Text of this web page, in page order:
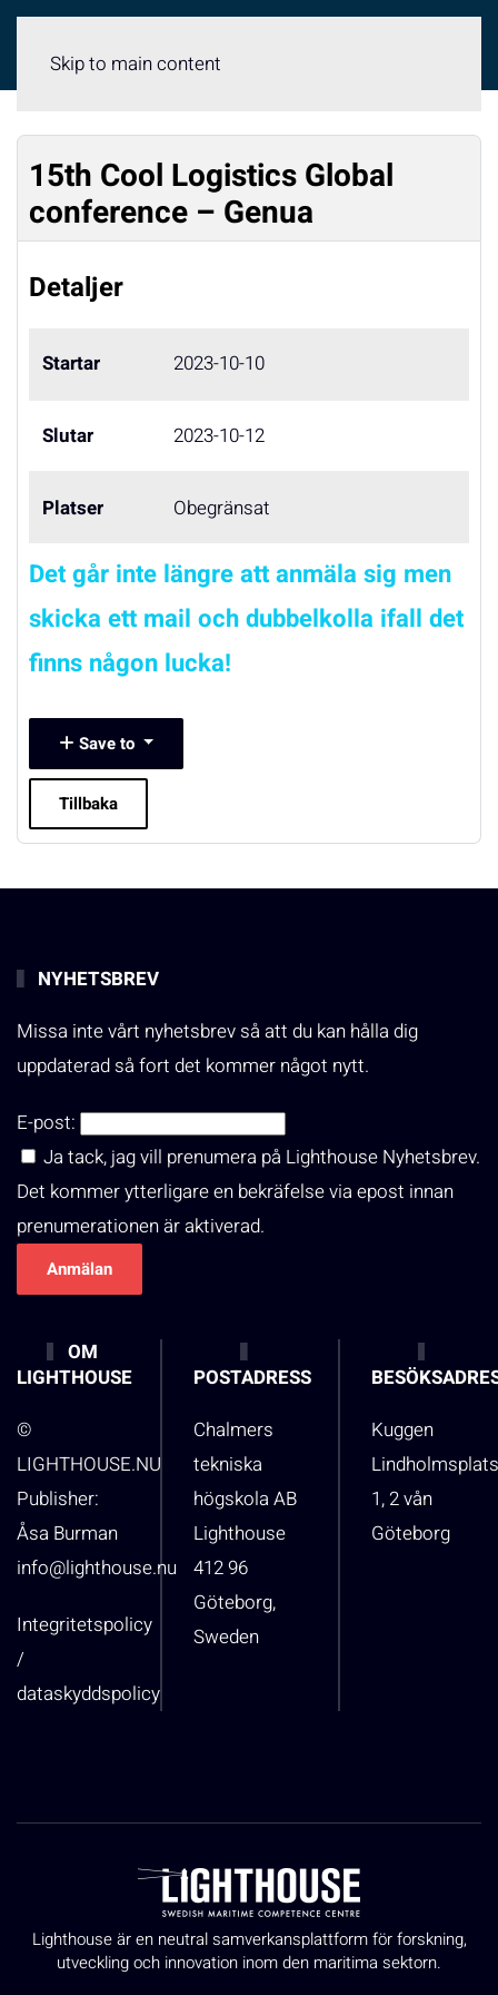
Skip to main content
15th Cool Logistics Global
conference – Genua
Detaljer
Startar 2023-10-10
Slutar 2023-10-12
Platser Obegränsat
Det går inte längre att anmäla sig men
skicka ett mail och dubbelkolla ifall det
finns någon lucka!
Save to
Tillbaka
NYHETSBREV
Missa inte vårt nyhetsbrev så att du kan hålla dig
uppdaterad så fort det kommer något nytt.
E-post:
Ja tack, jag vill prenumera på Lighthouse Nyhetsbrev.
Det kommer ytterligare en bekräfelse via epost innan
prenumerationen är aktiverad.
OM
LIGHTHOUSE
©
LIGHTHOUSE.NU
Publisher:
Åsa Burman
info@lighthouse.nu
Integritetspolicy
/
dataskyddspolicy
POSTADRESS
Chalmers
tekniska
högskola AB
Lighthouse
412 96
Göteborg,
Sweden
Kuggen
1, 2 vån
Göteborg
Lighthouse är en neutral samverkansplattform för forskning,
utveckling och innovation inom den maritima sektorn.